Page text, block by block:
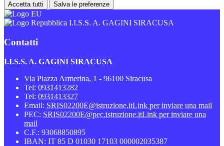
Accetta tutti Salva le preferenze
I.I.S.S. A. GAGINI SIRACUSA
Contatti
I.I.S.S. A. GAGINI SIRACUSA
Via Piazza Armerina, 1 - 96100 Siracusa
Tel: 0931413282
Tel: 0931413327
Email: SRIS02200E@istruzione.itLink per inviare una mail
PEC: SRIS02200E@pec.istruzione.itLink per inviare una
mail
C.F.: 93068850895
IBAN: IT 85 D 01030 17103 000002035387